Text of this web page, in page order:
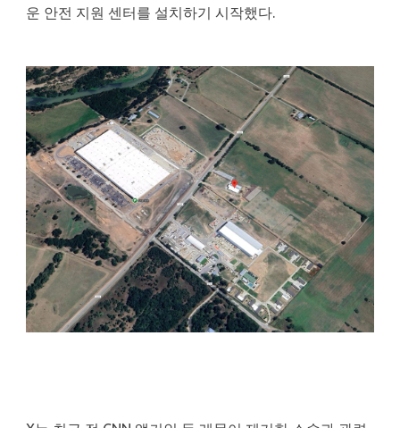
운 안전 지원 센터를 설치하기 시작했다.